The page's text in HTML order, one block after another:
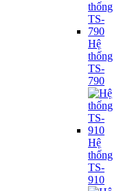
Hệ
thống
TS-
790
Hệ
thống
TS-
910